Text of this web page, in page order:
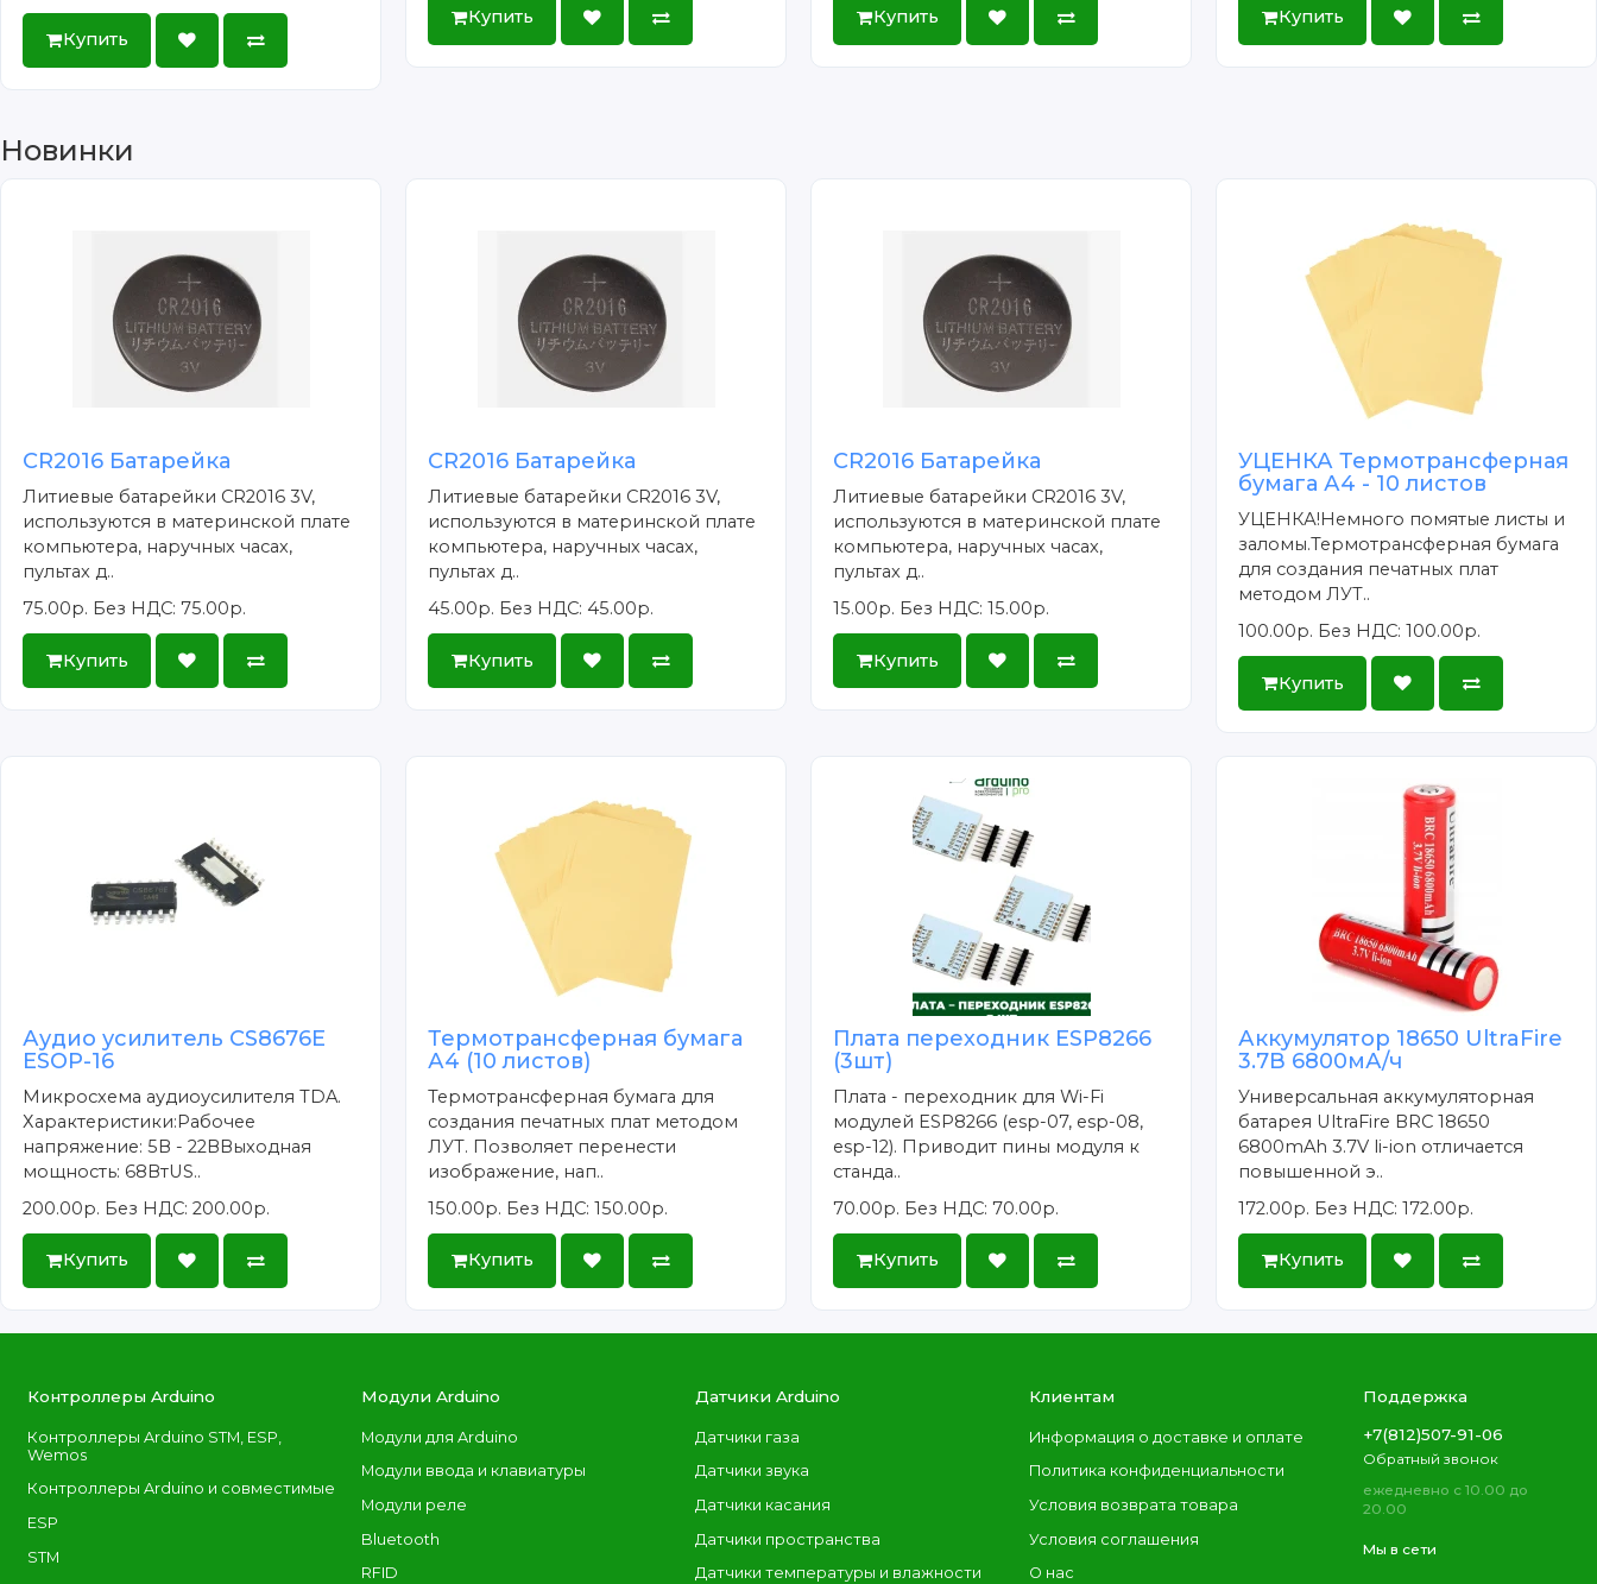
Купить
Купить Купить Купить
Новинки
CR2016 Батарейка
Литиевые батарейки CR2016 3V,
используются в материнской плате
компьютера, наручных часах,
пультах д..
75.00р. Без НДС: 75.00р.
Купить
CR2016 Батарейка
Литиевые батарейки CR2016 3V,
используются в материнской плате
компьютера, наручных часах,
пультах д..
45.00р. Без НДС: 45.00р.
Купить
CR2016 Батарейка
Литиевые батарейки CR2016 3V,
используются в материнской плате
компьютера, наручных часах,
пультах д..
15.00р. Без НДС: 15.00р.
Купить
УЦЕНКА Термотрансферная
бумага А4 - 10 листов
УЦЕНКА!Немного помятые листы и
заломы.Термотрансферная бумага
для создания печатных плат
методом ЛУТ..
100.00р. Без НДС: 100.00р.
Купить
Аудио усилитель CS8676E
ESOP-16
Микросхема аудиоусилителя TDA.
Характеристики:Рабочее
напряжение: 5В - 22ВВыходная
мощность: 68ВтUS..
200.00р. Без НДС: 200.00р.
Купить
Термотрансферная бумага
А4 (10 листов)
Термотрансферная бумага для
создания печатных плат методом
ЛУТ. Позволяет перенести
изображение, нап..
150.00р. Без НДС: 150.00р.
Купить
Плата переходник ESP8266
(3шт)
Плата - переходник для Wi-Fi
модулей ESP8266 (esp-07, esp-08,
esp-12). Приводит пины модуля к
станда..
70.00р. Без НДС: 70.00р.
Купить
Аккумулятор 18650 UltraFire
3.7В 6800мА/ч
Универсальная аккумуляторная
батарея UltraFire BRC 18650
6800mAh 3.7V li-ion отличается
повышенной э..
172.00р. Без НДС: 172.00р.
Купить
Контроллеры Arduino
Контроллеры Arduino STM, ESP,
Wemos
Контроллеры Arduino и совместимые
ESP
STM
Модули Arduino
Модули для Arduino
Модули ввода и клавиатуры
Модули реле
Bluetooth
RFID
Датчики Arduino
Датчики газа
Датчики звука
Датчики касания
Датчики пространства
Датчики температуры и влажности
Клиентам
Информация о доставке и оплате
Политика конфиденциальности
Условия возврата товара
Условия соглашения
О нас
Поддержка
+7(812)507-91-06
Обратный звонок
ежедневно с 10.00 до
20.00
Мы в сети